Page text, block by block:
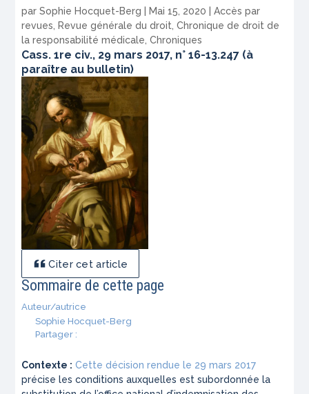
parSophie Hocquet-Berg Mai 15, 2020 |Accès par
revues, Revue générale du droit,Chronique de droit de
la responsabilité médicale,Chroniques
Cass. 1re civ., 29 mars 2017, n° 16-13.247 (à
paraître au bulletin)
Citer cet article
Sommaire de cette page
Auteur/autrice
Sophie Hocquet-Berg
Partager :
Contexte : Cette décision rendue le 29 mars 2017
précise les conditions auxquelles est subordonnée la